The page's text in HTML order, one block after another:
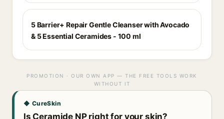
5 Barrier+ Repair Gentle Cleanser with Avocado
& 5 Essential Ceramides - 100 ml
PROMOTION · OUR OWN APP — THE FREE TOOLS WORK
WITHOUT IT
◆ CureSkin
Is Ceramide NP right for your skin?